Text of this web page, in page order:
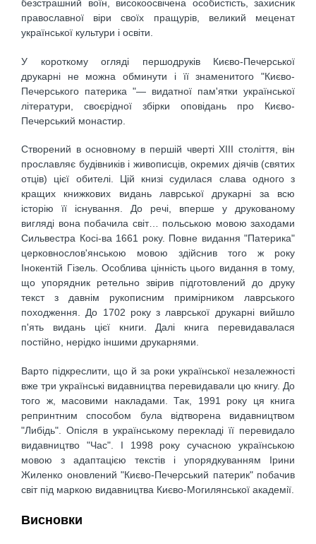
безстрашний воїн, високоосвічена особистість, захисник
православної віри своїх пращурів, великий меценат
української культури і освіти.
У короткому огляді першодруків Києво-Печерської
друкарні не можна обминути і її знаменитого "Києво-
Печерського патерика "— видатної пам'ятки української
літератури, своєрідної збірки оповідань про Києво-
Печерський монастир.
Створений в основному в першій чверті XIII століття, він
прославляє будівників і живописців, окремих діячів (святих
отців) цієї обителі. Цій книзі судилася слава одного з
кращих книжкових видань лаврської друкарні за всю
історію її існування. До речі, вперше у друкованому
вигляді вона побачила світ… польською мовою заходами
Сильвестра Косі-ва 1661 року. Повне видання "Патерика"
церковнослов'янською мовою здійснив того ж року
Інокентій Гізель. Особлива цінність цього видання в тому,
що упорядник ретельно звірив підготовлений до друку
текст з давнім рукописним примірником лаврського
походження. До 1702 року з лаврської друкарні вийшло
п'ять видань цієї книги. Далі книга перевидавалася
постійно, нерідко іншими друкарнями.
Варто підкреслити, що й за роки української незалежності
вже три українські видавництва перевидавали цю книгу. До
того ж, масовими накладами. Так, 1991 року ця книга
репринтним способом була відтворена видавництвом
"Либідь". Опісля в українському перекладі її перевидало
видавництво "Час". І 1998 року сучасною українською
мовою з адаптацією текстів і упорядкуванням Ірини
Жиленко оновлений "Києво-Печерський патерик" побачив
світ під маркою видавництва Києво-Могилянської академії.
Висновки